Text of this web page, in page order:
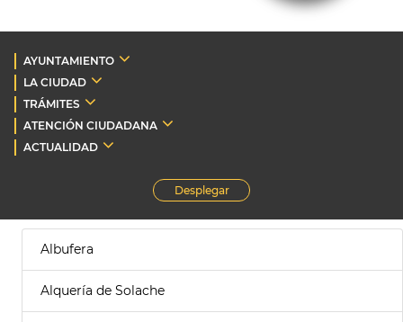
AYUNTAMIENTO
LA CIUDAD
TRÁMITES
ATENCIÓN CIUDADANA
ACTUALIDAD
Desplegar
Albufera
Alquería de Solache